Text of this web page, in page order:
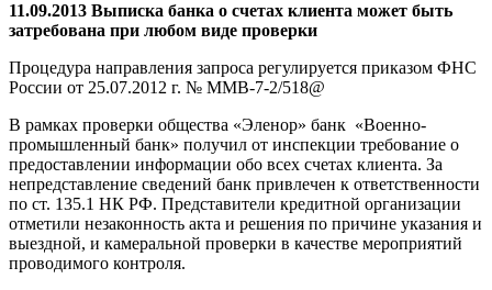
11.09.2013 Выписка банка о счетах клиента может быть
затребована при любом виде проверки
Процедура направления запроса регулируется приказом ФНС
России от 25.07.2012 г. № ММВ-7-2/518@
В рамках проверки общества «Эленор» банк «Военно-
промышленный банк» получил от инспекции требование о
предоставлении информации обо всех счетах клиента. За
непредставление сведений банк привлечен к ответственности
по ст. 135.1 НК РФ. Представители кредитной организации
отметили незаконность акта и решения по причине указания и
выездной, и камеральной проверки в качестве мероприятий
проводимого контроля.